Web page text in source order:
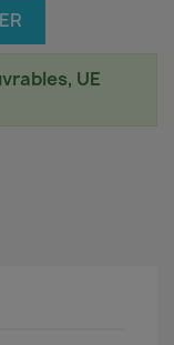
UE